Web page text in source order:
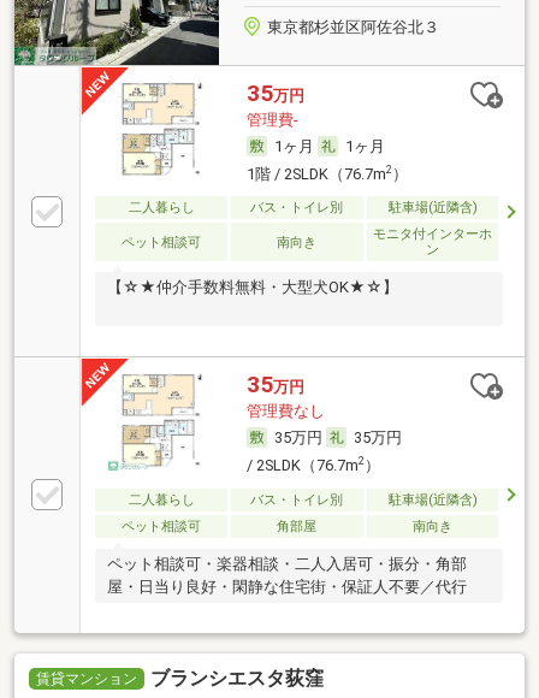
東京都杉並区阿佐谷北３
35万円
管理費-
1ヶ月
1ヶ月
1階 / 2SLDK（76.7m2）
二人暮らし バス・トイレ別 駐車場(近隣含)
ペット相談可 南向き
モニタ付インターホ
ン
【☆★仲介手数料無料・大型犬OK★☆】
35万円
管理費なし
35万円
35万円
/ 2SLDK（76.7m2）
二人暮らし バス・トイレ別
駐車場(近隣含)
ペット相談可
角部屋 南向き
ペット相談可・楽器相談・二人入居可・振分・角部
屋・日当り良好・閑静な住宅街・保証人不要／代行
賃貸マンション ブランシエスタ荻窪